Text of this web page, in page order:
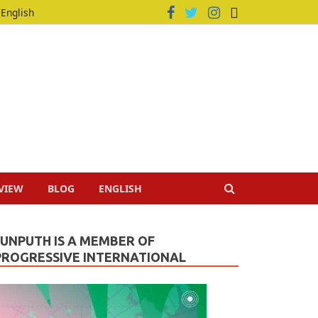
English
BLOG ENGLISH
IS A MEMBER OF
INTERNATIONAL